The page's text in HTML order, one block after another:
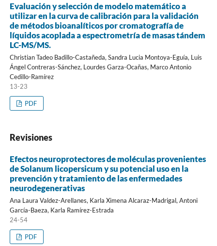
Evaluación y selección de modelo matemático a
utilizar en la curva de calibración para la validación
de métodos bioanalíticos por cromatografía de
líquidos acoplada a espectrometría de masas tándem
LC-MS/MS.
Christian Tadeo Badillo-Castañeda, Sandra Lucia Montoya-Eguía, Luis
Ángel Contreras-Sánchez, Lourdes Garza-Ocañas, Marco Antonio
Cedillo-Ramírez
13-23
PDF
Revisiones
Efectos neuroprotectores de moléculas provenientes
de Solanum licopersicum y su potencial uso en la
prevención y tratamiento de las enfermedades
neurodegenerativas
Ana Laura Valdez-Arellanes, Karla Ximena Alcaraz-Madrigal, Antoni
García-Baeza, Karla Ramírez-Estrada
24-54
PDF